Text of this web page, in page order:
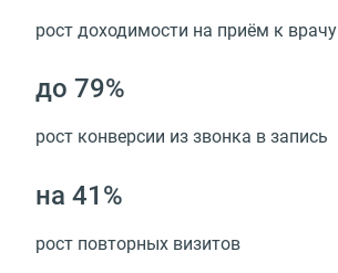
рост доходимости на приём к врачу
до 79%
рост конверсии из звонка в запись
на 41%
рост повторных визитов